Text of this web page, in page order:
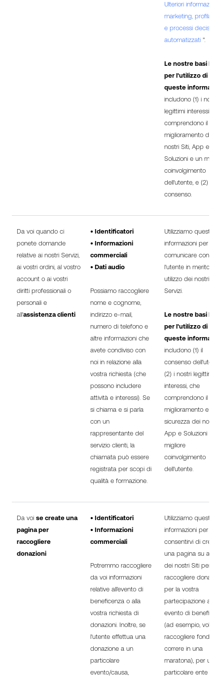
Ulteriori informazioni
marketing,
e processi
automatizzati".
Le nostre basi
per l'utilizzo di
queste
includono (1) i nostri
legittimi interessi,
comprendono il
miglioramento dei
nostri Siti, App e
Soluzioni e un
coinvolgimento
dell'utente, e (2) il
consenso.
Da voi quando ci
ponete domande
relative ai nostri Servizi,
ai vostri ordini, al vostro
account o ai vostri
diritti professionali o
personali e
all'assistenza clienti
• Identificatori
• Informazioni
commerciali
• Dati audio
Possiamo raccogliere
nome e cognome,
indirizzo e-mail,
numero di telefono e
altre informazioni che
avete condiviso con
noi in relazione alla
vostra richiesta (che
possono includere
attività e interessi). Se
si chiama e si parla
con un
rappresentante del
servizio clienti, la
chiamata può essere
registrata per scopi di
qualità e formazione.
Utilizziamo queste
informazioni per
comunicare con
l'utente in merito al
utilizzo dei nostri
Servizi.
Le nostre basi
per l'utilizzo di
queste
includono (1) il
consenso
(2) i nostri legittimi
interessi, che
comprendono il
miglioramento e la
sicurezza dei nostri
App e Soluzioni e un
migliore
coinvolgimento
dell'utente.
Da voi se create una
pagina per
raccogliere
donazioni
• Identificatori
• Informazioni
commerciali
Potremmo raccogliere
da voi informazioni
relative all'evento di
beneficenza o alla
vostra richiesta di
donazioni. Inoltre, se
l'utente effettua una
donazione a un
particolare
evento/causa,
Utilizziamo queste
informazioni per
consentirvi di creare
una pagina su
dei nostri Siti per
raccogliere
per la vostra
partecipazione a un
evento di
(ad esempio, volete
raccogliere fondi
correre in una
maratona), per un
particolare ente di